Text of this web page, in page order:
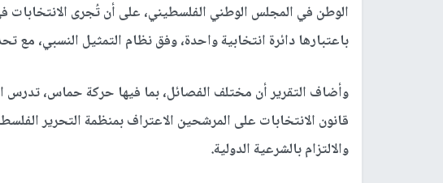
الوطن في المجلس الوطني الفلسطيني، على أن تُجرى الانتخابات
باعتبارها دائرة انتخابية واحدة، وفق نظام التمثيل النسبي، مع
وأضاف التقرير أن مختلف الفصائل، بما فيها حركة حماس، تدرس
قانون الانتخابات على المرشحين الاعتراف بمنظمة التحرير
والالتزام بالشرعية الدولية.